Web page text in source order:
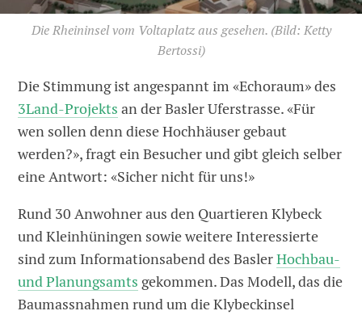
Die Rheininsel vom Voltaplatz aus gesehen.(Bild: Ketty
Bertossi)
Die Stimmung ist angespannt im «Echoraum» des
3Land-Projekts an der Basler Uferstrasse. «Für
wen sollen denn diese Hochhäuser gebaut
werden?», fragt ein Besucher und gibt gleich selber
eine Antwort: «Sicher nicht für uns!»
Rund 30 Anwohner aus den Quartieren Klybeck
und Kleinhüningen sowie weitere Interessierte
sind zum Informationsabend des BaslerHochbau-
und Planungsamts gekommen. Das Modell, das die
Baumassnahmen rund um die Klybeckinsel